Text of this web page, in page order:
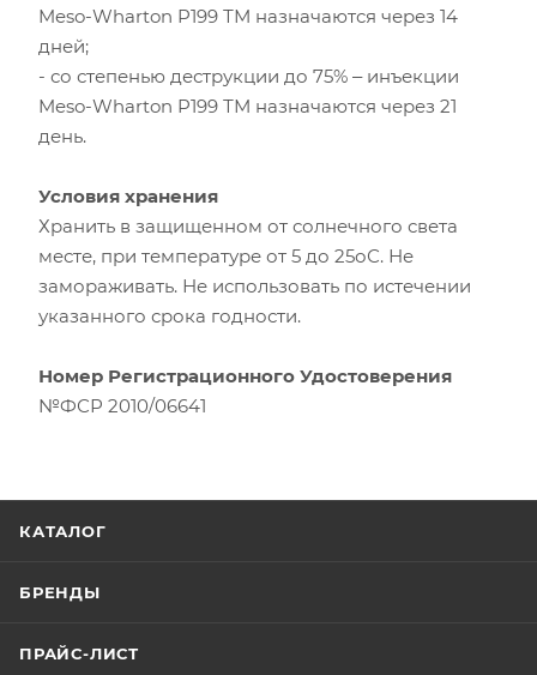
Meso-Wharton P199 ТМ назначаются через 14
дней;
- со степенью деструкции до 75% ‒ инъекции
Meso-Wharton P199 ТМ назначаются через 21
день.
Условия хранения
Хранить в защищенном от солнечного света
месте, при температуре от 5 до 25оС. Не
замораживать. Не использовать по истечении
указанного срока годности.
Номер Регистрационного Удостоверения
№ФСР 2010/06641
КАТАЛОГ
БРЕНДЫ
ПРАЙС-ЛИСТ